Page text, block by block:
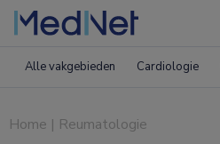
Alle vakgebieden Cardiologie
Home | Reumatologie